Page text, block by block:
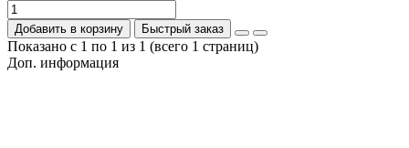
Добавить в корзину Быстрый заказ
Показано с 1 по 1 из 1 (всего 1 страниц)
Доп. информация